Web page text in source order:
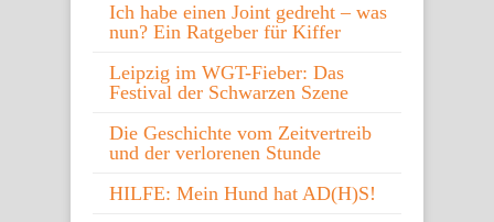
Ich habe einen Joint gedreht – was
nun? Ein Ratgeber für Kiffer
Leipzig im WGT-Fieber: Das
Festival der Schwarzen Szene
Die Geschichte vom Zeitvertreib
und der verlorenen Stunde
HILFE: Mein Hund hat AD(H)S!